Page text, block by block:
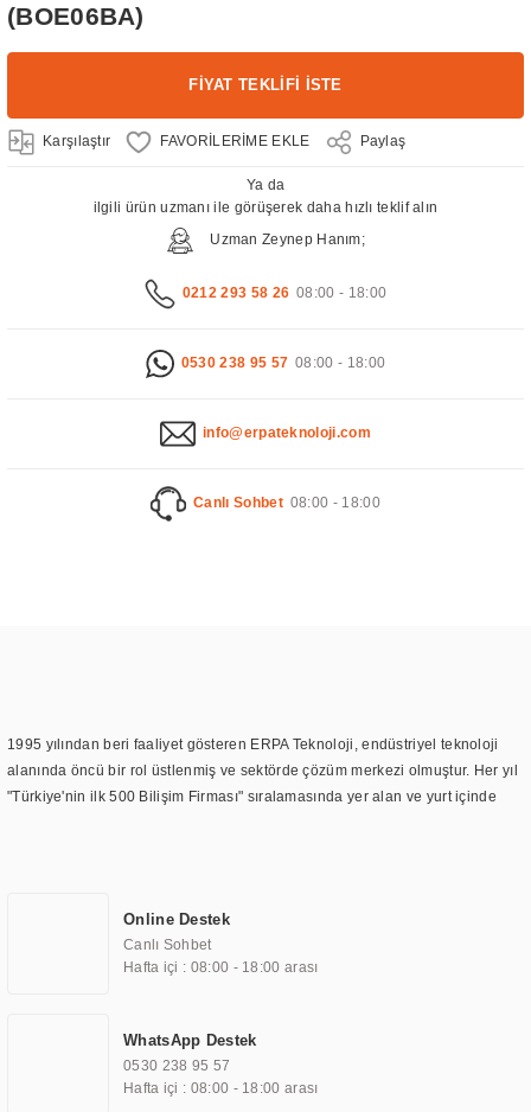
(BOE06BA)
FİYAT TEKLİFİ İSTE
Karşılaştır Paylaş
Ya da
ilgili ürün uzmanı ile görüşerek daha hızlı teklif alın
Uzman Zeynep Hanım;
0212 293 58 26 08:00 - 18:00
0530 238 95 57 08:00 - 18:00
info@erpateknoloji.com
Canlı Sohbet 08:00 - 18:00
1995 yılından beri faaliyet gösteren ERPA Teknoloji, endüstriyel teknoloji
alanında öncü bir rol üstlenmiş ve sektörde çözüm merkezi olmuştur. Her yıl
"Türkiye'nin ilk 500 Bilişim Firması" sıralamasında yer alan ve yurt içinde
TOCHI markası altında kendi ürettiği ürünlerde kullanmıştır. Günümüzde
TOCHI; videowall, digital signage, kiosk, totem, akıllı durak ekranı, araç içi
ekran, asansör ekranı, digital menüboard, marin ekran, medikal ekran,
ekranları, endüstriyel ekranlar, kapı önü bilgi ekranları, panel PC,
endüstriyel Panel PC, mini PC, endüstriyel mini PC ve akıllı bina sistemleri
gibi çözümleri 4.5" ile 110” boyutları arasında üretebilirken, ayrıca standart
Online Destek
Canlı Sohbet
Hafta içi : 08:00 - 18:00 arası
WhatsApp Destek
0530 238 95 57
Hafta içi : 08:00 - 18:00 arası